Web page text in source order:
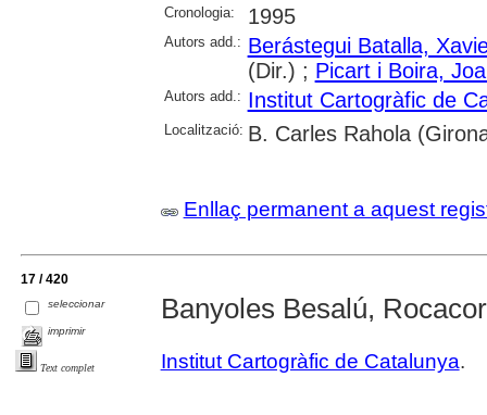
Cronologia: 1995
Autors add.: Berástegui Batalla,
(Dir.) ; Picart i Boira,
Autors add.: Institut Cartogràfic de
Localització: B. Carles Rahola
Enllaç permanent a aquest
17 / 420
seleccionar
imprimir
Text complet
Banyoles Besalú,
Institut Cartogràfic de Catalunya.